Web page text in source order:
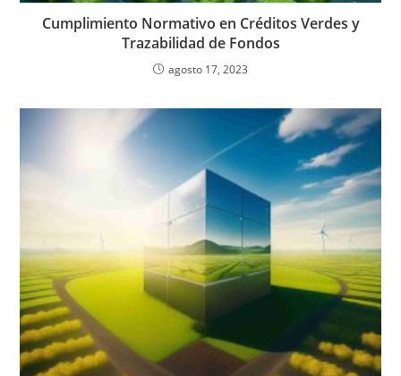
Cumplimiento Normativo en Créditos Verdes y
Trazabilidad de Fondos
agosto 17, 2023